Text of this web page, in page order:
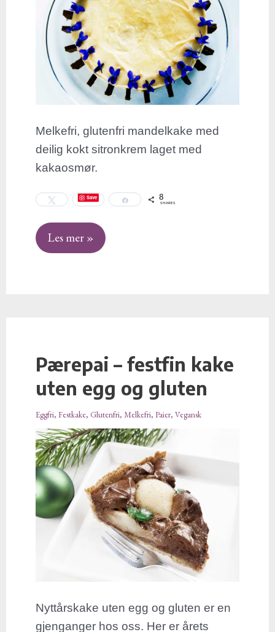
Melkefri, glutenfri mandelkake med
deilig kokt sitronkrem laget med
kakaosmør.
Save Share 8
SHARES
Les mer »
Pærepai – festfin kake
uten egg og gluten
Eggfri, Festkake, Glutenfri, Melkefri, Paier, Vegansk
Nyttårskake uten egg og gluten er en
gjenganger hos oss. Her er årets
Pærepai
–
festfin
kake
uten
egg
og
gluten